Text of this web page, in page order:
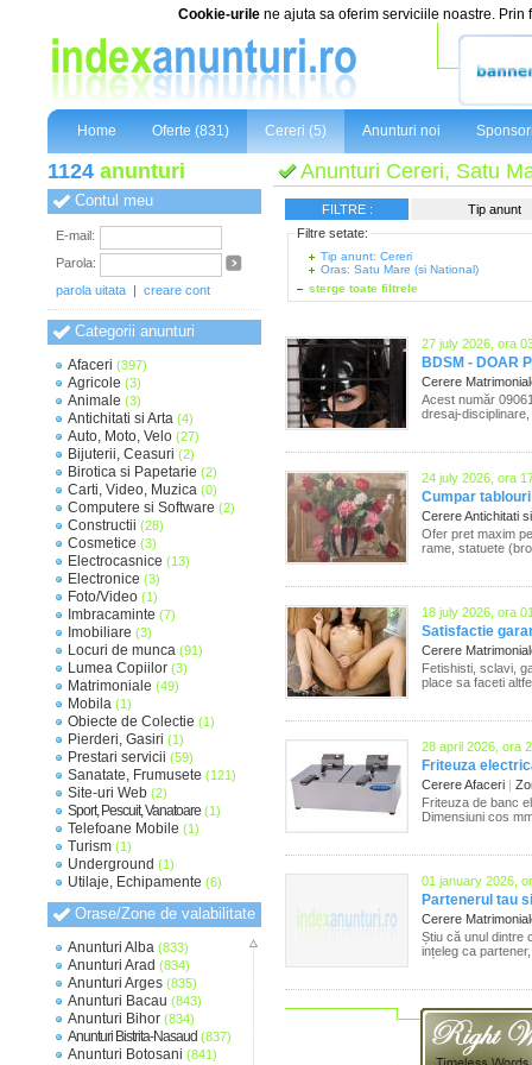
Cookie-urile ne ajuta sa oferim serviciile noastre.
Home Oferte (831) Cereri (5) Anunturi noi
1124 anunturi
Contul meu
E-mail:
Parola:
parola uitata | creare cont
Categorii anunturi
Afaceri (397)
Agricole (3)
Animale (3)
Antichitati si Arta (4)
Auto, Moto, Velo (27)
Bijuterii, Ceasuri (2)
Birotica si Papetarie (2)
Carti, Video, Muzica (0)
Computere si Software (2)
Constructii (28)
Cosmetice (3)
Electrocasnice (13)
Electronice (3)
Foto/Video (1)
Imbracaminte (7)
Imobiliare (3)
Locuri de munca (91)
Lumea Copiilor (3)
Matrimoniale (49)
Mobila (1)
Obiecte de Colectie (1)
Pierderi, Gasiri (1)
Prestari servicii (59)
Sanatate, Frumusete (121)
Site-uri Web (2)
Sport, Pescuit, Vanatoare (1)
Telefoane Mobile (1)
Turism (1)
Underground (1)
Utilaje, Echipamente (6)
Orase/Zone de valabilitate
Anunturi Alba (833)
Anunturi Arad (834)
Anunturi Arges (835)
Anunturi Bacau (843)
Anunturi Bihor (834)
Anunturi Bistrita-Nasaud (837)
Anunturi Botosani (841)
Anunturi Cereri, Satu
FILTRE :
Tip anunt
Filtre setate:
Tip anunt: Cereri
Oras: Satu Mare (si National)
sterge toate filtrele
27 july 2026, ora
BDSM - DOAR
Cerere
Acest număr
dresaj-
24 july 2026, ora
Cumpar
Cerere Antichitati
Ofer pret maxim
rame, statuete
18 july 2026, ora
Satisfactie
Cerere
Fetishisti, sclavi,
place sa faceti
28 april 2026, ora
Friteuza
Cerere Afaceri |
Friteuza de banc
Dimensiuni cos
01 january 2026,
Partenerul tau
Cerere
Știu că unul dintre
ințeleg ca